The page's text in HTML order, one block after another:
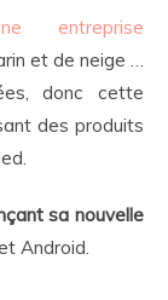
entreprise
et de neige …
donc cette
des produits
sa nouvelle
Android.